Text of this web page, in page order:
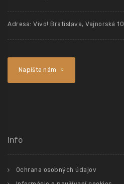
Adresa: Vivo! Bratislava, Vajnorská
Napíšte nám
Info
Ochrana osobných údajov